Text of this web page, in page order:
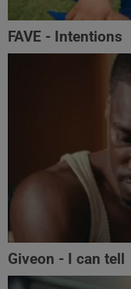
FAVE - Intentions
Giveon - I can tell